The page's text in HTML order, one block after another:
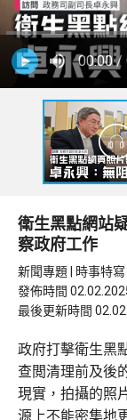
00:00/
衛生黑點網站
察政府工作
新聞專題 | 時事特寫
發佈時間
最後更新時間
政府打擊衛生黑
查閲清理前及後
現實，拍攝的照
源上不能密集地